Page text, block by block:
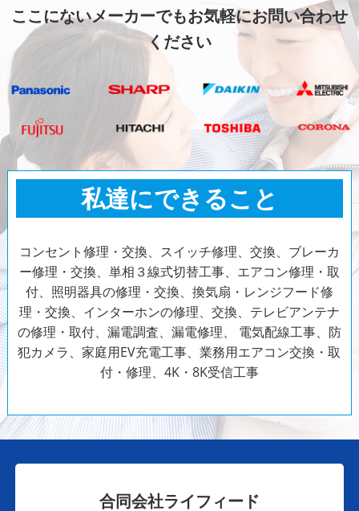
ここにないメーカーでもお気軽にお問い合わせ
ください
私達にできること
コンセント修理・交換、スイッチ修理、交換、ブレーカ
ー修理・交換、単相３線式切替工事、エアコン修理・取
付、照明器具の修理・交換、換気扇・レンジフード修
理・交換、インターホンの修理、交換、テレビアンテナ
の修理・取付、漏電調査、漏電修理、 電気配線工事、防
犯カメラ、家庭用EV充電工事、業務用エアコン交換・取
付・修理、4K・8K受信工事
合同会社ライフィード